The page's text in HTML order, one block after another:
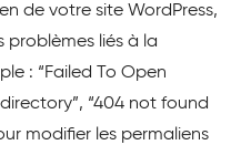
de votre site WordPress,
problèmes liés à la
: “Failed To Open
“404 not found
modifier les permaliens